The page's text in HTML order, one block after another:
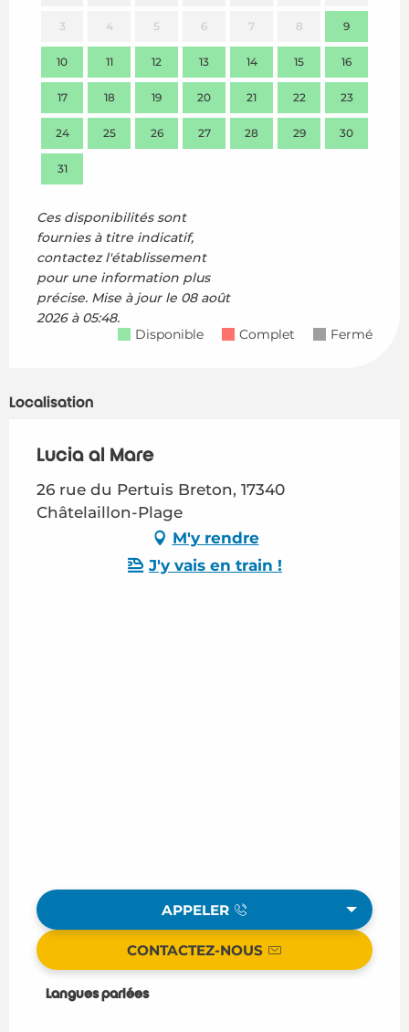
3 4 5 6 7 8 9
10 11 12 13 14 15 16
17 18 19 20 21 22 23
24 25 26 27 28 29 30
31
Ces disponibilités sont
fournies à titre indicatif,
contactez l'établissement
pour une information plus
précise. Mise à jour le 08 août
2026 à 05:48.
Disponible
Complet Fermé
Localisation
Lucia al Mare
26 rue du Pertuis Breton, 17340
Châtelaillon-Plage
M'y rendre
J'y vais en train !
APPELER
CONTACTEZ-NOUS
Langues parlées
Langues parlées